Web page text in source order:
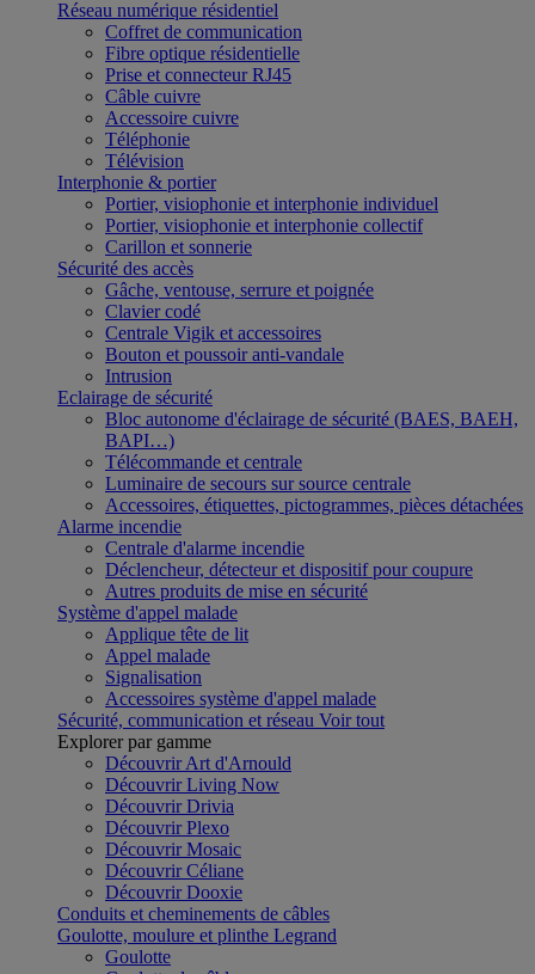
Réseau numérique résidentiel
Coffret de communication
Fibre optique résidentielle
Prise et connecteur RJ45
Câble cuivre
Accessoire cuivre
Téléphonie
Télévision
Interphonie & portier
Portier, visiophonie et interphonie individuel
Portier, visiophonie et interphonie collectif
Carillon et sonnerie
Sécurité des accès
Gâche, ventouse, serrure et poignée
Clavier codé
Centrale Vigik et accessoires
Bouton et poussoir anti-vandale
Intrusion
Eclairage de sécurité
Bloc autonome d'éclairage de sécurité (BAES, BAEH,
BAPI…)
Télécommande et centrale
Luminaire de secours sur source centrale
Accessoires, étiquettes, pictogrammes, pièces détachées
Alarme incendie
Centrale d'alarme incendie
Déclencheur, détecteur et dispositif pour coupure
Autres produits de mise en sécurité
Système d'appel malade
Applique tête de lit
Appel malade
Signalisation
Accessoires système d'appel malade
Sécurité, communication et réseau Voir tout
Explorer par gamme
Découvrir Art d'Arnould
Découvrir Living Now
Découvrir Drivia
Découvrir Plexo
Découvrir Mosaic
Découvrir Céliane
Découvrir Dooxie
Conduits et cheminements de câbles
Goulotte, moulure et plinthe Legrand
Goulotte